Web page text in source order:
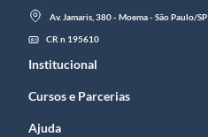
Av. Jamaris, 380 - Moema - São Paulo/SP
CR n 195610
Institucional
Cursos e Parcerias
Ajuda